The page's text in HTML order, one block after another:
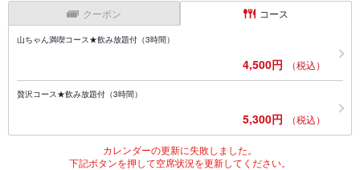
クーポン コース
山ちゃん満喫コース★飲み放題付（3時間）
4,500円 （税込）
贅沢コース★飲み放題付（3時間）
5,300円 （税込）
カレンダーの更新に失敗しました。
下記ボタンを押して空席状況を更新してください。